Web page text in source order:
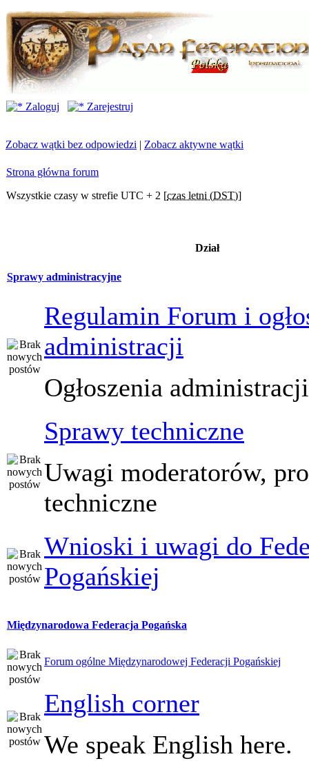
Zaloguj Zarejestruj
Zobacz wątki bez odpowiedzi | Zobacz aktywne wątki
Strona główna forum
Wszystkie czasy w strefie UTC + 2 [czas letni (DST)]
Dział
Sprawy administracyjne
Regulamin Forum i
administracji
Ogłoszenia
Sprawy techniczne
Uwagi moderatorów,
techniczne
Wnioski i uwagi do
Pogańskiej
Międzynarodowa Federacja Pogańska
Forum ogólne Międzynarodowej Federacji Pogańskiej
English corner
We speak English here.